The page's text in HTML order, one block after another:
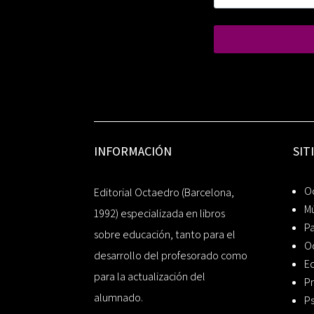
INFORMACIÓN
Editorial Octaedro (Barcelona,
1992) especializada en libros
sobre educación, tanto para el
desarrollo del profesorado como
para la actualización del
alumnado.